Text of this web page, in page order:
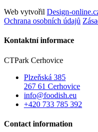
Web vytvořil Design-
Ochrana osobních údajů
Kontaktní informace
CTPark Cerhovice
Plzeňská 385
267 61 Cerhovice
info@foodish.eu
+420 733 785 392
Contact information